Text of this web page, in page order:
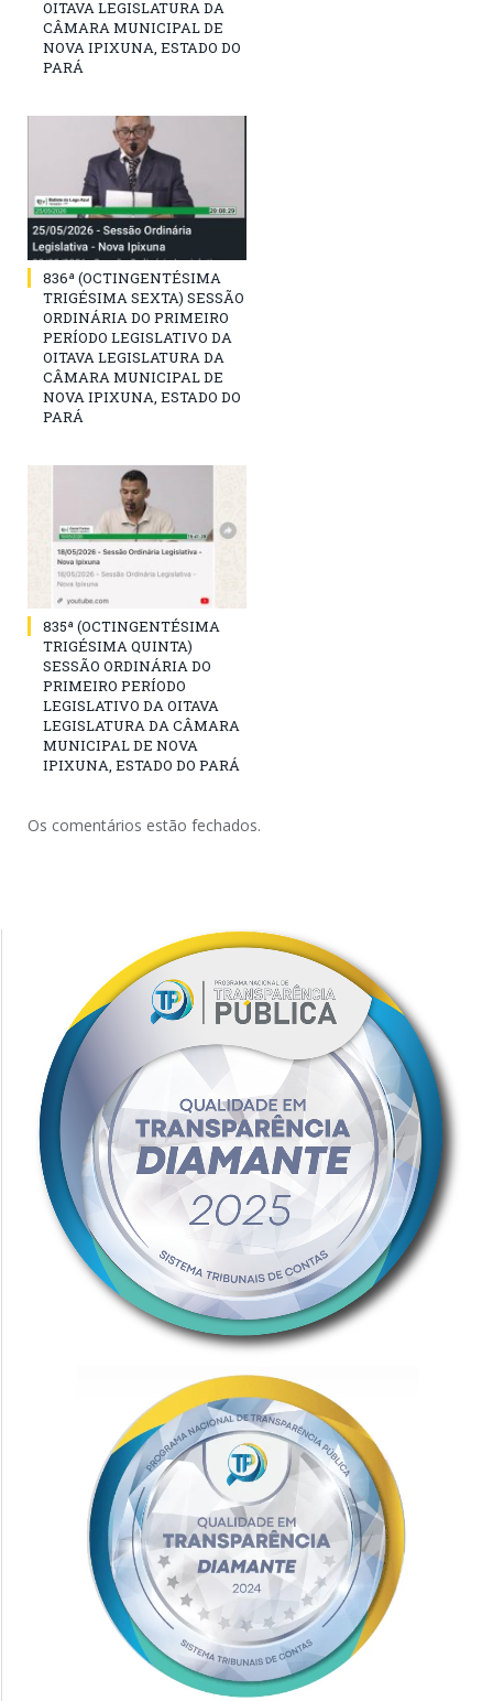
OITAVA LEGISLATURA DA
CÂMARA MUNICIPAL DE
NOVA IPIXUNA, ESTADO DO
PARÁ
836ª (OCTINGENTÉSIMA
TRIGÉSIMA SEXTA) SESSÃO
ORDINÁRIA DO PRIMEIRO
PERÍODO LEGISLATIVO DA
OITAVA LEGISLATURA DA
CÂMARA MUNICIPAL DE
NOVA IPIXUNA, ESTADO DO
PARÁ
835ª (OCTINGENTÉSIMA
TRIGÉSIMA QUINTA)
SESSÃO ORDINÁRIA DO
PRIMEIRO PERÍODO
LEGISLATIVO DA OITAVA
LEGISLATURA DA CÂMARA
MUNICIPAL DE NOVA
IPIXUNA, ESTADO DO PARÁ
Os comentários estão fechados.